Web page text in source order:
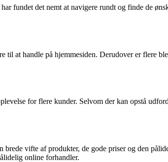
fundet det nemt at navigere rundt og finde de
til at handle på hjemmesiden. Derudover er flere
for flere kunder. Selvom der kan opstå
vifte af produkter, de gode priser og den
online forhandler.